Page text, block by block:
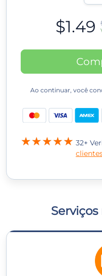
$1.49
Ao continuar, você
32+